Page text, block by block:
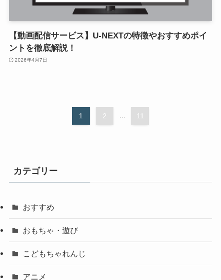
【動画配信サービス】U-NEXTの特徴やおすすめポイ
ントを徹底解説！
2026年4月7日
1 2 ... 11
カテゴリー
おすすめ
おもちゃ・遊び
こどもちゃれんじ
アニメ